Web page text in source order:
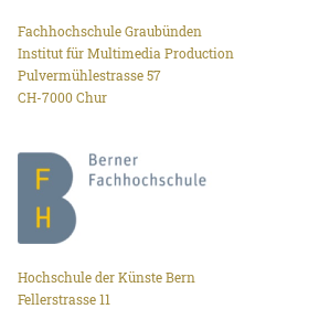
Fachhochschule Graubünden
Institut für Multimedia Production
Pulvermühlestrasse 57
CH-7000 Chur
Hochschule der Künste Bern
Fellerstrasse 11